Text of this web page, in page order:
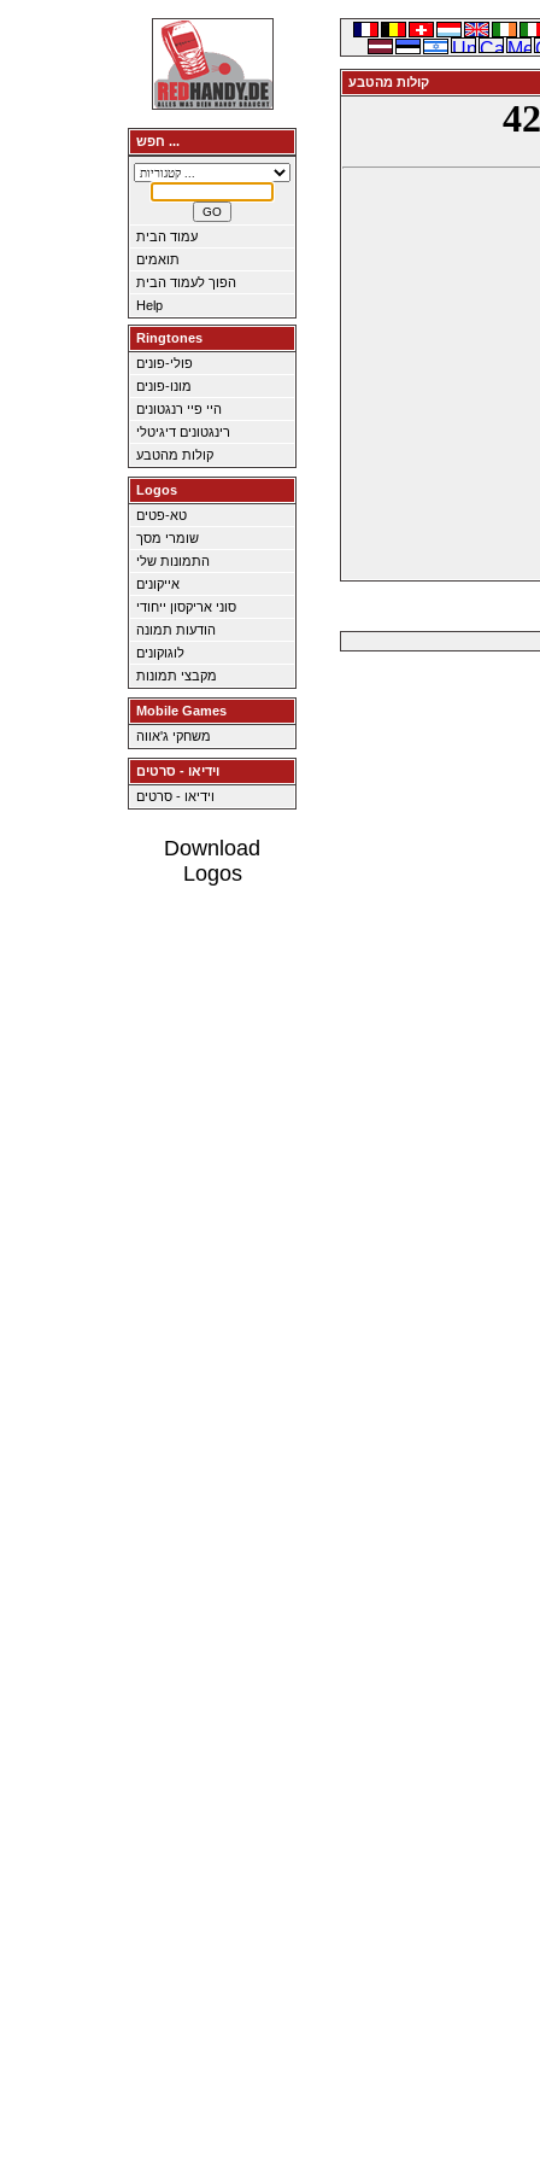
חפש ...
עמוד הבית
תואמים
הפוך לעמוד הבית
Help
Ringtones
פולי-פונים
מונו-פונים
היי פיי רנגטונים
רינגטונים דיגיטלי
קולות מהטבע
Logos
טא-פטים
שומרי מסך
התמונות שלי
אייקונים
סוני אריקסון ייחודי
הודעות תמונה
לוגוקונים
מקבצי תמונות
Mobile Games
משחקי ג'אווה
וידיאו - סרטים
וידיאו - סרטים
Download
Logos
קולות מהטבע